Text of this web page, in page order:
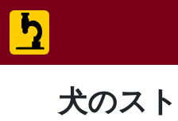
犬のス